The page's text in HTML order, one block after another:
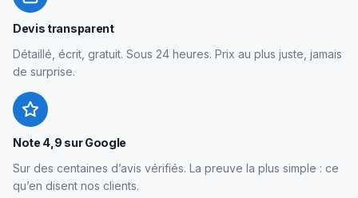
Devis transparent
Détaillé, écrit, gratuit. Sous 24 heures. Prix au plus juste, jamais
de surprise.
Note 4,9 sur Google
Sur des centaines d’avis vérifiés. La preuve la plus simple : ce
qu’en disent nos clients.